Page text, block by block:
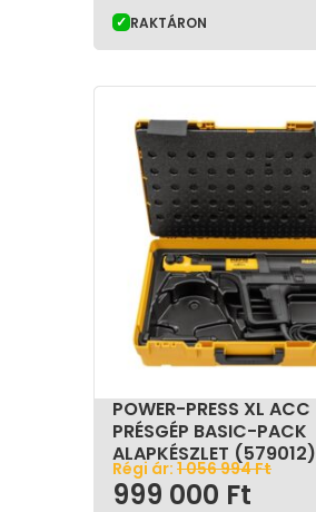
RAKTÁRON
POWER-PRESS XL ACC
PRÉSGÉP BASIC-PACK
ALAPKÉSZLET (579012)
Régi ár: 1 056 994Ft
999 000 Ft